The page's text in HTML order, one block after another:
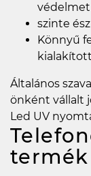
védelmet
szinte
Könnyű
Általános
önként vállalt
Led UV